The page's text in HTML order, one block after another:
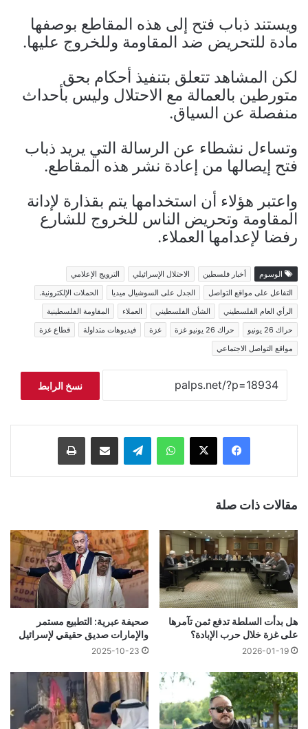
ويستند ذباب فتح إلى هذه المقاطع بوصفها
مادة للتحريض ضد المقاومة وللخروج عليها.
لكن المشاهد تتعلق بتنفيذ أحكام بحق
متورطين بالعمالة مع الاحتلال وليس بأحداث
منفصلة عن السياق.
وتساءل نشطاء عن الرسالة التي يريد ذباب
فتح إيصالها من إعادة نشر هذه المقاطع.
واعتبر هؤلاء أن استخدامها يتم بقذارة لإدانة
المقاومة وتحريض الناس للخروج للشارع
رفضا لإعدامها العملاء.
الوسوم أخبار فلسطين الاحتلال الإسرائيلي
الترويج الإعلامي
التفاعل على مواقع التواصل
الجدل على السوشيال ميديا
الحملات الإلكترونية.
الرأي العام الفلسطيني
الشأن الفلسطيني العملاء
المقاومة الفلسطينية
حراك 26 يونيو
حراك 26 يونيو غزة غزة فيديوهات متداولة
قطاع غزة
مواقع التواصل الاجتماعي
نسخ الرابط
فيسبوك ‫X واتساب تيلقرام مشاركة عبر البريد طباعة
مقالات ذات صلة
هل بدأت السلطة تدفع ثمن تآمرها
على غزة خلال حرب الإبادة؟
2026-01-19
صحيفة عبرية: التطبيع مستمر
والإمارات صديق حقيقي لإسرائيل
2025-10-23